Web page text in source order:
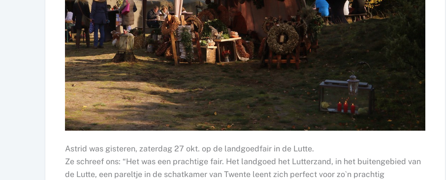
Astrid was gisteren, zaterdag 27 okt. op de landgoedfair in de Lutte.
Ze schreef ons: “Het was een prachtige fair. Het landgoed het Lutterzand, in het buitengebied van
de Lutte, een pareltje in de schatkamer van Twente leent zich perfect voor zo`n prachtig